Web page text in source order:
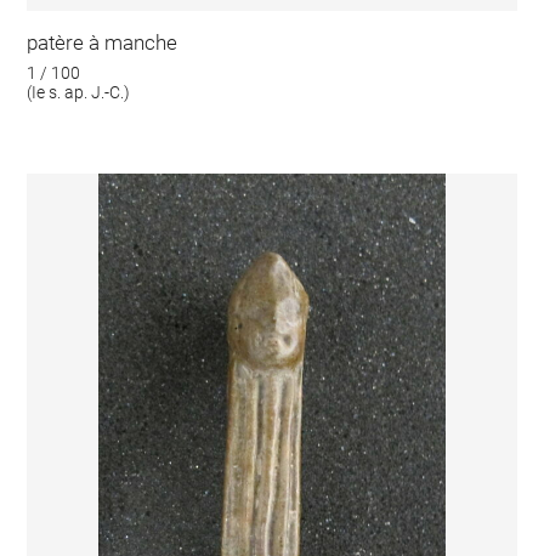
patère à manche
1 / 100
(Ie s. ap. J.-C.)